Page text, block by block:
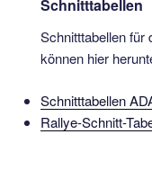
Schnitttabellen
Schnitttabellen für
können hier
Schnitttabellen
Rallye-Schnitt-